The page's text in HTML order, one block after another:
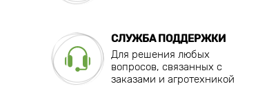
СЛУЖБА ПОДДЕРЖКИ
Для решения любых
вопросов, связанных с
заказами и агротехникой